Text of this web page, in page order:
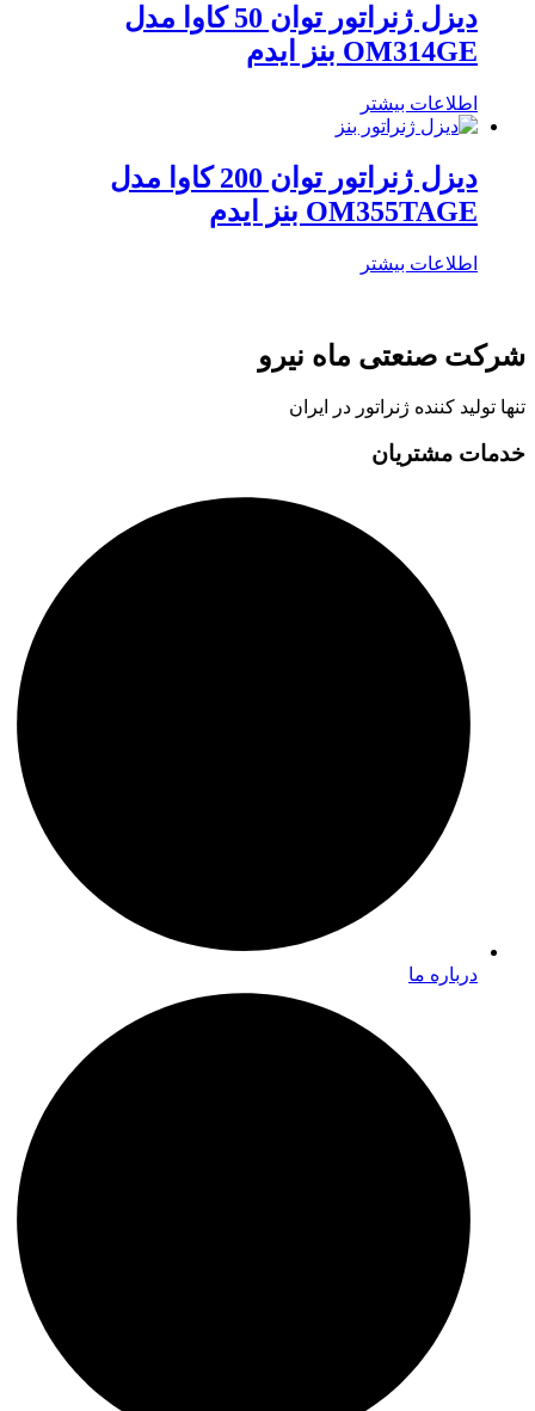
دیزل ژنراتور توان 50 کاوا مدل
OM314GE بنز ایدم
اطلاعات بیشتر
دیزل ژنراتور توان 200 کاوا مدل
OM355TAGE بنز ایدم
اطلاعات بیشتر
شرکت صنعتی ماه نیرو
تنها تولید کننده ژنراتور در ایران
خدمات مشتریان
درباره ما